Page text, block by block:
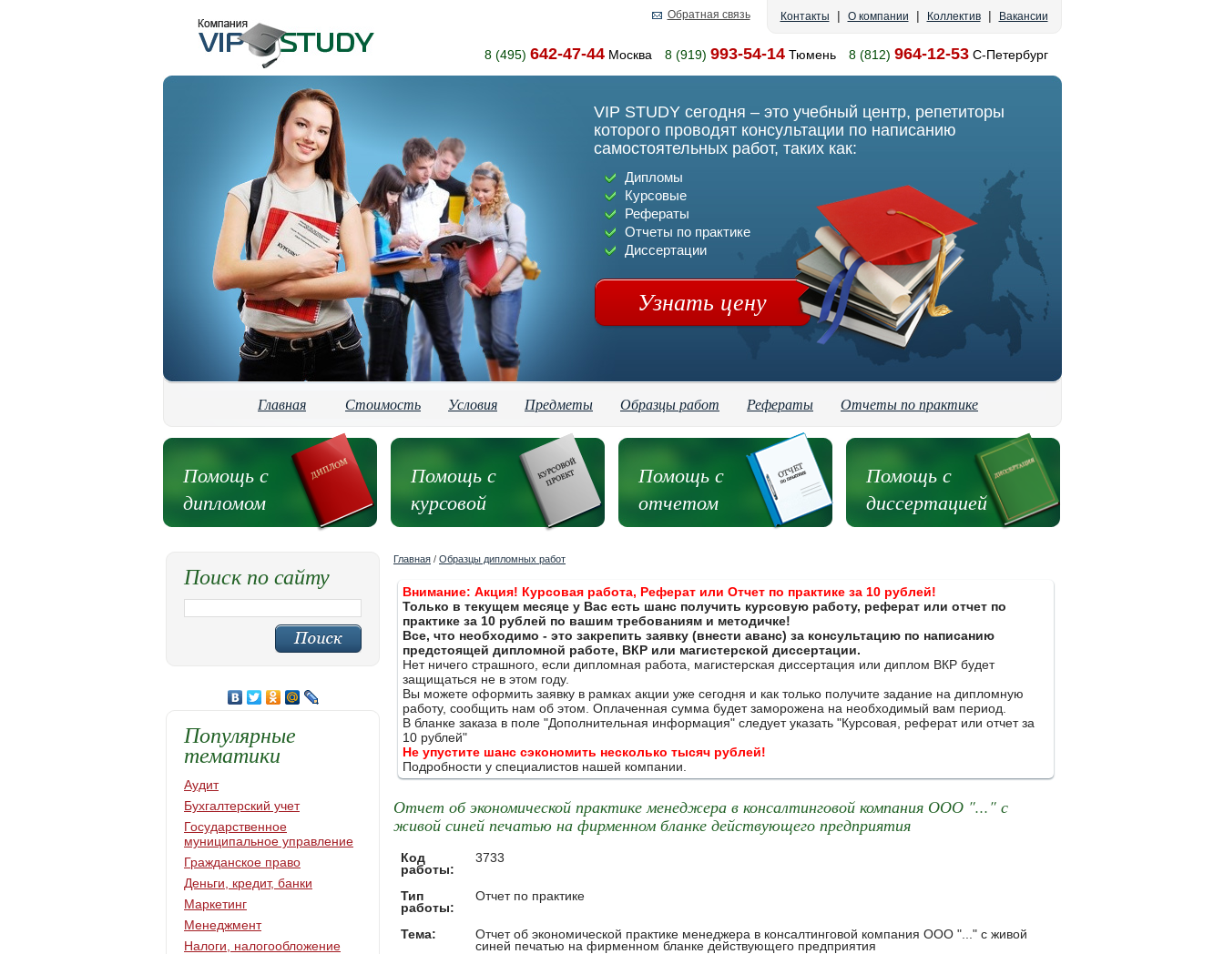
Контакты | О компании | Коллектив| Вакансии
Обратная связь
8 (495) 642-47-44Москва 8 (919) 993-54-14Тюмень 8 (812) 964-12-53С-Петербург
VIP STUDY сегодня – это учебный центр, репетиторы
которого проводят консультации по написанию
самостоятельных работ, таких как:
Дипломы
Курсовые
Рефераты
Отчеты по практике
Диссертации
Узнать цену
Главная Стоимость Условия Предметы Образцы работ Рефераты Отчеты по практике
Помощь с
дипломом
Помощь с
курсовой
Помощь с
отчетом
Помощь с
диссертацией
Главная / Образцы дипломных работ
Внимание: Акция! Курсовая работа, Реферат или Отчет по практике за 10 рублей!
Только в текущем месяце у Вас есть шанс получить курсовую работу, реферат или отчет по
практике за 10 рублей по вашим требованиям и методичке!
Все, что необходимо - это закрепить заявку (внести аванс) за консультацию по написанию
предстоящей дипломной работе, ВКР или магистерской диссертации.
Нет ничего страшного, если дипломная работа, магистерская диссертация или диплом ВКР будет
защищаться не в этом году.
Вы можете оформить заявку в рамках акции уже сегодня и как только получите задание на дипломную
работу, сообщить нам об этом. Оплаченная сумма будет заморожена на необходимый вам период.
В бланке заказа в поле "Дополнительная информация" следует указать "Курсовая, реферат или отчет за
10 рублей"
Не упустите шанс сэкономить несколько тысяч рублей!
Подробности у специалистов нашей компании.
Отчет об экономической практике менеджера в консалтинговой компания ООО "..." с
живой синей печатью на фирменном бланке действующего предприятия
Код
работы:
3733
Тип
работы:
Отчет по практике
Тема:
Отчет об экономической практике менеджера в консалтинговой компания ООО "..." с живой
синей печатью на фирменном бланке действующего предприятия
Поиск по сайту
Популярные
тематики
Аудит
Бухгалтерский учет
Государственное
муниципальное управление
Гражданское право
Деньги, кредит, банки
Маркетинг
Менеджмент
Налоги, налогообложение